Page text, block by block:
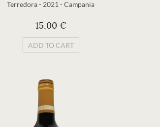
Terredora- 2021 -Campania
15,00 €
ADD TO CART